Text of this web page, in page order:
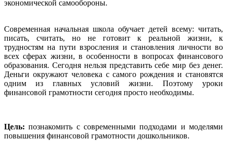
экономической самообороны.
Современная начальная школа обучает детей всему: читать,
писать, считать, но не готовит к реальной жизни, к
трудностям на пути взросления и становления личности во
всех сферах жизни, в особенности в вопросах финансового
образования. Сегодня нельзя представить себе мир без денег.
Деньги окружают человека с самого рождения и становятся
одним из главных условий жизни. Поэтому уроки
финансовой грамотности сегодня просто необходимы.
Цель: познакомить с современными подходами и моделями
повышения финансовой грамотности дошкольников.